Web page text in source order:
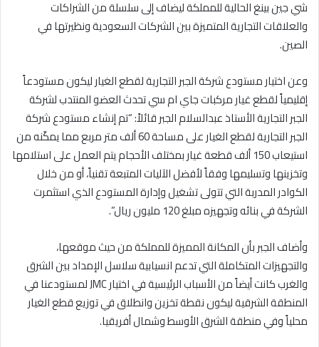
شي جين بينغ الحالية للمملكة ليضاف إلى سلسلة من الشراكات
والعلاقات التجارية المتميزة بين الشركات السعودية ونظيرتها في
الصين.
وعن اختيار مستودع شركة الجبر التجارية لقطع الغيار ليكون مستودعاً
إقليمياً لقطع غيار مركبات جاي ام سي تحدث العضو المنتدب لشركة
الجبر التجارية الأستاذ عبدالسلام الجبر قائلاً: “تم إنشاء مستودع شركة
الجبر التجارية لقطع الغيار على مساحة 60 ألف متر مربع مما يمكّنه من
استيعاب 150 ألف قطعة غيار بمختلف الأحجام يتم العمل على استلامها
وتخزينها وتسليمها وفقاً لأفضل الآليات المتبعة تقنياً، أو من خلال
الكوادر المدربة التي تتولى تشغيل وإدارة المستودع الذي استثمرت
الشركة في بنائه وتجهيزه مبلغ 120 مليون ريال”.
وأضاف الجبر بأن المكانة المميزة للمملكة من حيث موقعها،
والتجهيزات المتكاملة التي تدعم انسيابية سلاسل الإمداد بين الشرق
والغرب كانت أيضاً من الأسباب الرئيسية في اختيار JMC لمستودعنا في
المنطقة الشرقية ليكون نقطة تخزين وانطلاق في توزيع قطع الغيار
محلياً وفي منطقة الشرق الأوسط وشمال أفريقيا.